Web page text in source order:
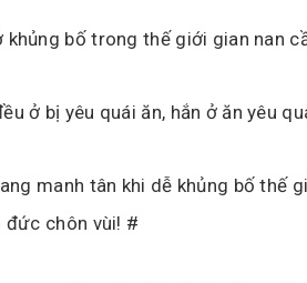
bố trong thế giới gian nan
ở bị yêu quái ăn, hắn ở ăn yêu
manh tân khi dễ khủng bố thế
đức chôn vùi! #